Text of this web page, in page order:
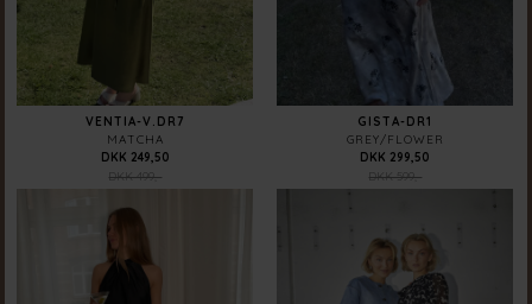
VENTIA-V.DR7
MATCHA
DKK 499,-
DKK 249,50
GISTA-DR1
GREY/FLOWER
DKK 599,-
DKK 299,50